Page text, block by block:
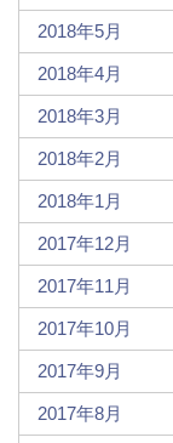
2018年5月
2018年4月
2018年3月
2018年2月
2018年1月
2017年12月
2017年11月
2017年10月
2017年9月
2017年8月